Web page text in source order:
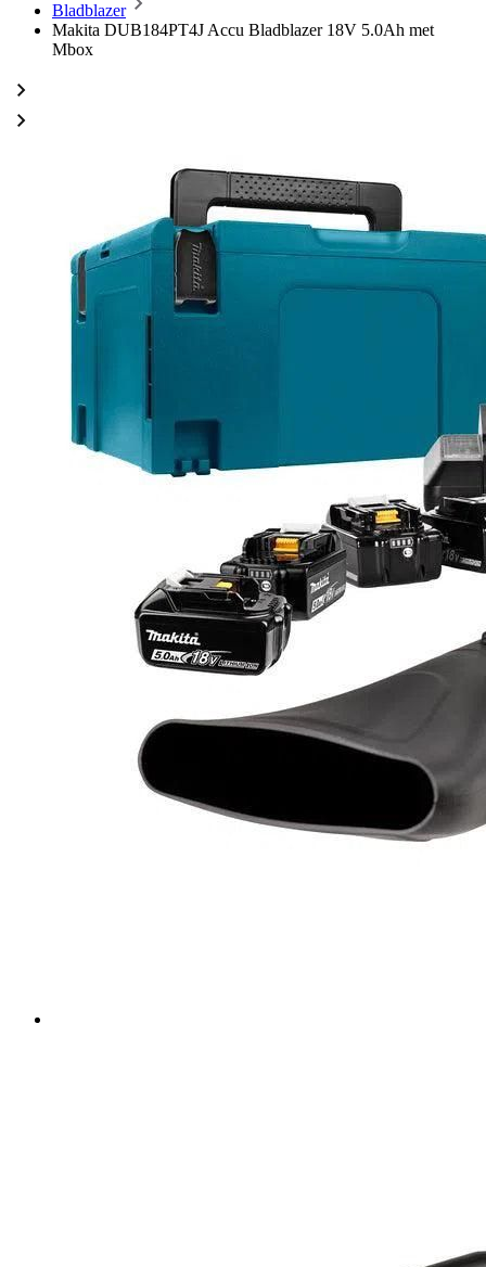
Bladblazer
Makita DUB184PT4J Accu Bladblazer 18V 5.0Ah met
Mbox